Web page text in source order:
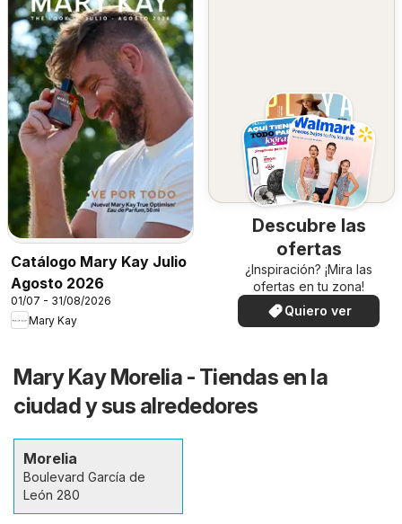
Catálogo Mary Kay Julio
Agosto 2026
01/07 - 31/08/2026
Mary Kay
Descubre las
ofertas
¿Inspiración? ¡Mira las
ofertas en tu zona!
Quiero ver
Mary Kay Morelia - Tiendas en la
ciudad y sus alrededores
Morelia
Boulevard García de
León 280